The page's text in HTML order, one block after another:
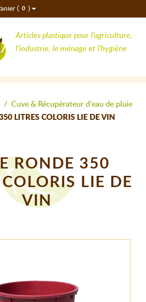
( 0 )
Articles plastique pour l'agriculture,
l'industrie, le ménage et l'hygiène
Cuve & Récupérateur d'eau de pluie
LITRES COLORIS LIE DE VIN
RONDE 350
COLORIS LIE DE
VIN